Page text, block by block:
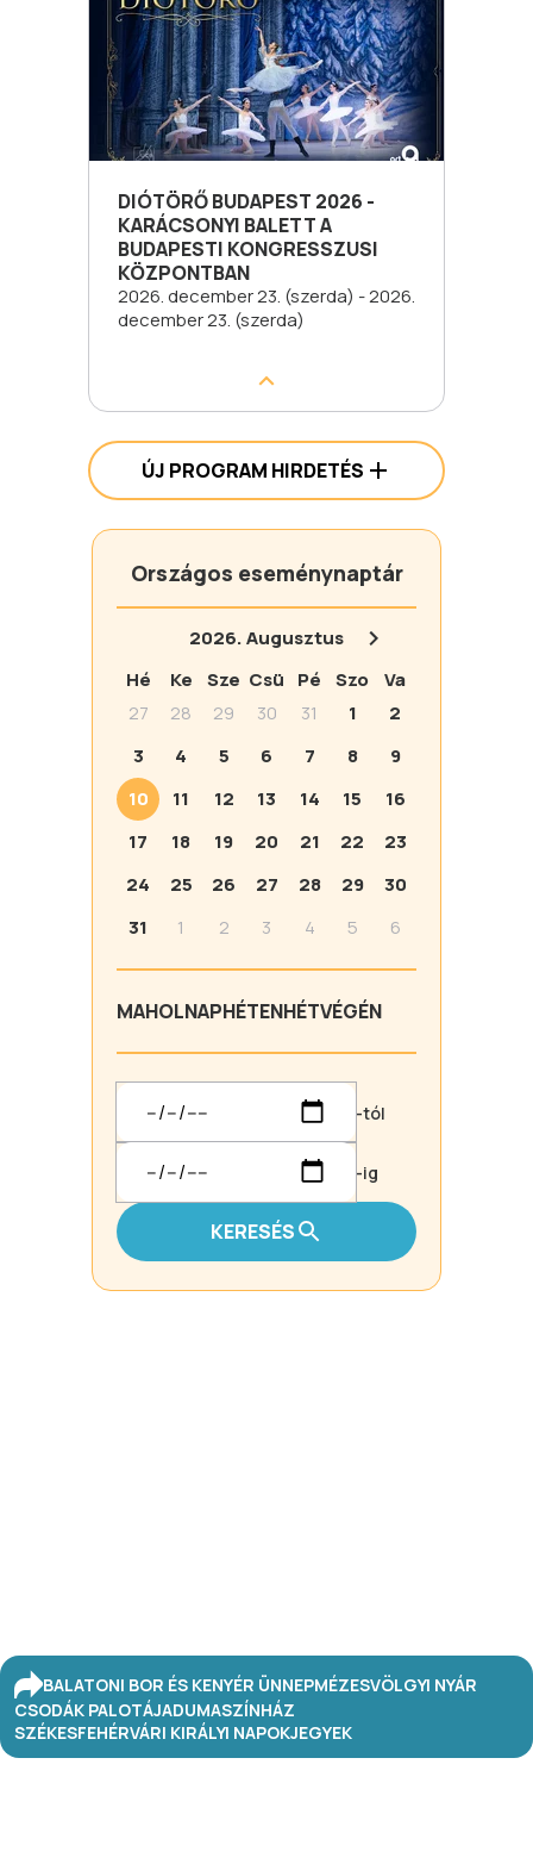
DIÓTÖRŐ BUDAPEST 2026 -
KARÁCSONYI BALETT A
BUDAPESTI KONGRESSZUSI
KÖZPONTBAN
2026. december 23. (szerda) - 2026.
december 23. (szerda)
ÚJ PROGRAM HIRDETÉS
Országos eseménynaptár
2026.Augusztus
Hé
Ke Sze Csü Pé Szo
Va
27
28 29 30 31 1
2
3
4 5 6 7 8
9
10
11 12 13 14 15
16
17
18 19 20 21 22
23
24
25 26 27 28 29
30
31
1 2 3 4 5 6
MAHOLNAPHÉTENHÉTVÉGÉN
-tól
-ig
KERESÉS
BALATONI BOR ÉS KENYÉR ÜNNEPMÉZESVÖLGYI NYÁR
CSODÁK PALOTÁJADUMASZÍNHÁZ
SZÉKESFEHÉRVÁRI KIRÁLYI NAPOKJEGYEK